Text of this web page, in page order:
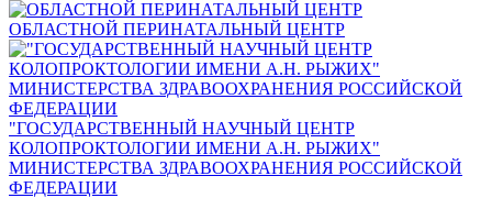
ОБЛАСТНОЙ ПЕРИНАТАЛЬНЫЙ ЦЕНТР
"ГОСУДАРСТВЕННЫЙ НАУЧНЫЙ ЦЕНТР
КОЛОПРОКТОЛОГИИ ИМЕНИ А.Н. РЫЖИХ"
МИНИСТЕРСТВА ЗДРАВООХРАНЕНИЯ РОССИЙСКОЙ
ФЕДЕРАЦИИ